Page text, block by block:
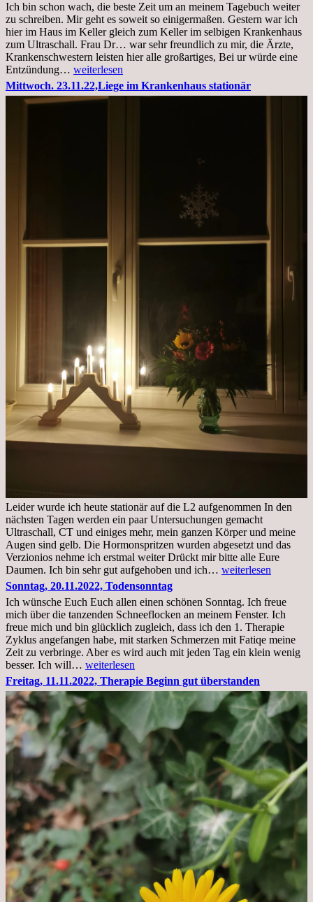
Ich bin schon wach, die beste Zeit um an meinem Tagebuch weiter
zu schreiben. Mir geht es soweit so einigermaßen. Gestern war ich
hier im Haus im Keller gleich zum Keller im selbigen Krankenhaus
zum Ultraschall. Frau Dr… war sehr freundlich zu mir, die Ärzte,
Krankenschwestern leisten hier alle großartiges, Bei ur würde eine
Entzündung… Freitag,
25.11.2022
Kleines
weiterlesen
Mittwoch. 23.11.22,Liege im Krankenhaus stationär
Leider wurde ich heute stationär auf die L2 aufgenommen In den
nächsten Tagen werden ein paar Untersuchungen gemacht
Ultraschall, CT und einiges mehr, mein ganzen Körper und meine
Augen sind gelb. Die Hormonspritzen wurden abgesetzt und das
Verzionios nehme ich erstmal weiter Drückt mir bitte alle Eure
Daumen. Ich bin sehr gut aufgehoben und ich… Mittwoch.
Krankenhaus
stationär
weiterlesen
Sonntag, 20.11.2022, Todensonntag
Ich wünsche Euch Euch allen einen schönen Sonntag. Ich freue
mich über die tanzenden Schneeflocken an meinem Fenster. Ich
freue mich und bin glücklich zugleich, dass ich den 1. Therapie
Zyklus angefangen habe, mit starken Schmerzen mit Fatiqe meine
Zeit zu verbringe. Aber es wird auch mit jeden Tag ein klein wenig
besser. Ich will… Sonntag,
20.11.2022,
Todensonntag
weiterlesen
Freitag, 11.11.2022, Therapie Beginn gut überstanden